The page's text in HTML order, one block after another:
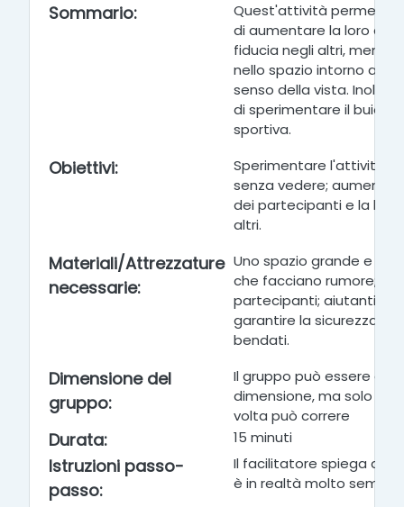
Sommario:
Quest'attività permette
di aumentare la loro
fiducia negli altri, mentre
nello spazio intorno a
senso della vista.
di sperimentare il buio
sportiva.
Obiettivi:
Sperimentare l'attività di
senza vedere;
dei partecipanti e la loro
altri.
Materiali/Attrezzature
necessarie:
Uno spazio grande e
che facciano rumore;
partecipanti; aiutanti
garantire la sicurezza
bendati.
Dimensione del
gruppo:
Il gruppo può essere di
dimensione, ma solo
volta può correre
Durata: 15 minuti
Istruzioni passo-
passo:
Il facilitatore spiega
è in realtà molto